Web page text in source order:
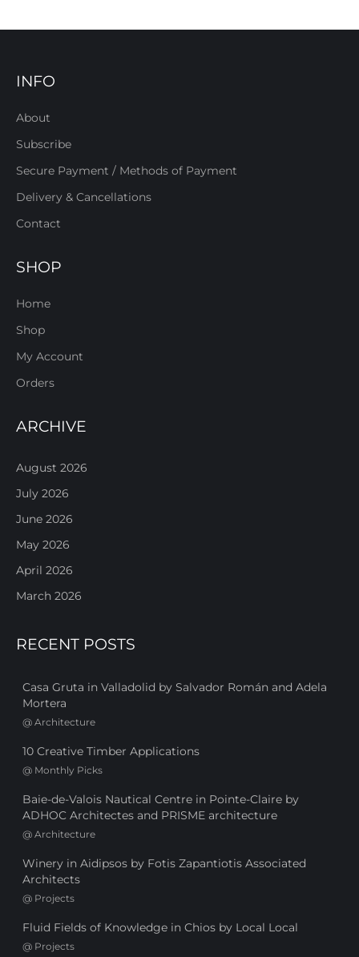
INFO
About
Subscribe
Secure Payment / Methods of Payment
Delivery & Cancellations
Contact
SHOP
Home
Shop
My Account
Orders
ARCHIVE
August 2026
July 2026
June 2026
May 2026
April 2026
March 2026
RECENT POSTS
Casa Gruta in Valladolid by Salvador Román and Adela
Mortera
@ Architecture
10 Creative Timber Applications
@ Monthly Picks
Baie-de-Valois Nautical Centre in Pointe-Claire by
ADHOC Architectes and PRISME architecture
@ Architecture
Winery in Aidipsos by Fotis Zapantiotis Associated
Architects
@ Projects
Fluid Fields of Knowledge in Chios by Local Local
@ Projects